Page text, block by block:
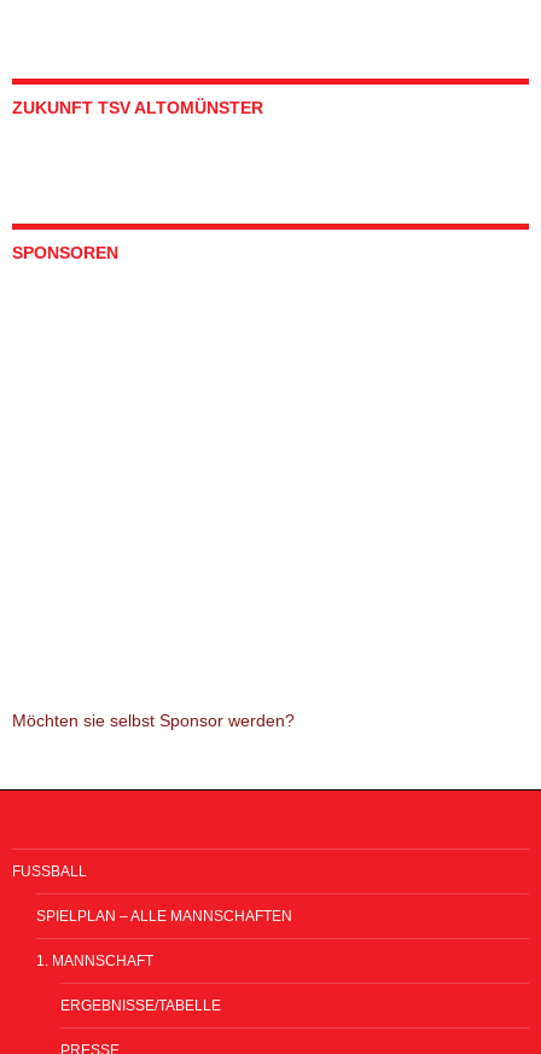
ZUKUNFT TSV ALTOMÜNSTER
SPONSOREN
Möchten sie selbst Sponsor werden?
FUSSBALL
SPIELPLAN – ALLE MANNSCHAFTEN
1. MANNSCHAFT
ERGEBNISSE/TABELLE
PRESSE